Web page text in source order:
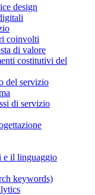
design
coinvolti
di valore
costitutivi del
del servizio
di servizio
e il linguaggio
keywords)